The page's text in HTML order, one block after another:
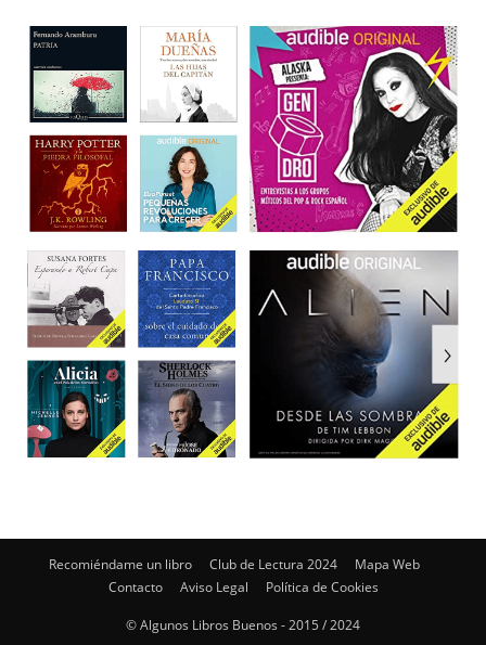
Recomiéndame un libro Club de Lectura 2024
Mapa Web
Contacto
Aviso Legal Política de Cookies
© Algunos Libros Buenos - 2015 / 2024